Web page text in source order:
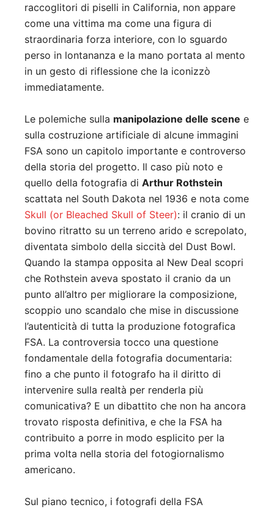
raccoglitori di piselli in California, non appare
come una vittima ma come una figura di
straordinaria forza interiore, con lo sguardo
perso in lontananza e la mano portata al mento
in un gesto di riflessione che la iconizzò
immediatamente.
Le polemiche sulla manipolazione delle scene e
sulla costruzione artificiale di alcune immagini
FSA sono un capitolo importante e controverso
della storia del progetto. Il caso più noto e
quello della fotografia di Arthur Rothstein
scattata nel South Dakota nel 1936 e nota come
Skull (or Bleached Skull of Steer): il cranio di un
bovino ritratto su un terreno arido e screpolato,
diventata simbolo della siccità del Dust Bowl.
Quando la stampa opposita al New Deal scopri
che Rothstein aveva spostato il cranio da un
punto all’altro per migliorare la composizione,
scoppio uno scandalo che mise in discussione
l’autenticità di tutta la produzione fotografica
FSA. La controversia tocco una questione
fondamentale della fotografia documentaria:
fino a che punto il fotografo ha il diritto di
intervenire sulla realtà per renderla più
comunicativa? E un dibattito che non ha ancora
trovato risposta definitiva, e che la FSA ha
contribuito a porre in modo esplicito per la
prima volta nella storia del fotogiornalismo
americano.
Sul piano tecnico, i fotografi della FSA